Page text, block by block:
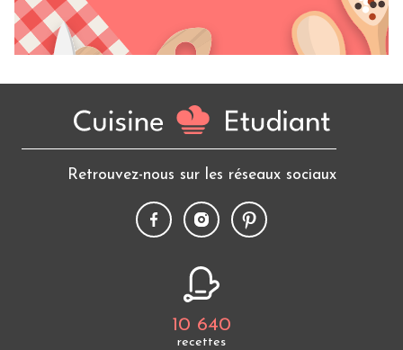
Retrouvez-nous sur les réseaux sociaux
10 640
recettes